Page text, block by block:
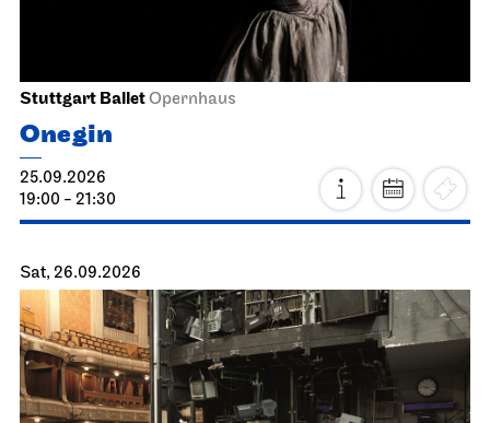
Stuttgart BalletOpernhaus
Onegin
25.09.2026
19:00 - 21:30
Sat, 26.09.2026